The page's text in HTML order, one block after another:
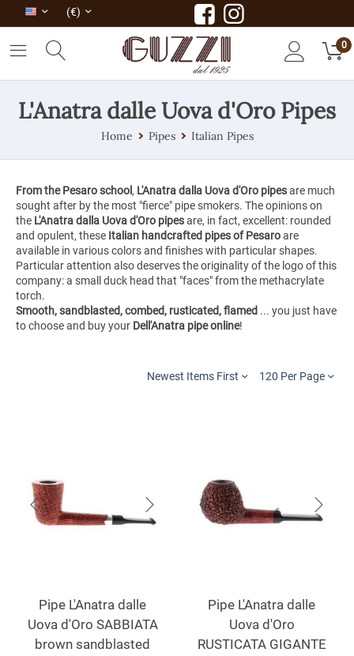
(€)
0
L'Anatra dalle Uova d'Oro Pipes
Home Pipes Italian Pipes
From the Pesaro school, L'Anatra dalla Uova d'Oro pipesare much
sought after by the most "fierce" pipe smokers. The opinions on
the L'Anatra dalla Uova d'Oro pipesare, in fact, excellent: rounded
and opulent, these Italian handcrafted pipesof Pesaroare
available in various colors and finishes with particular shapes.
Particular attention also deserves the originality of the logo of this
company: a small duck head that "faces" from the methacrylate
torch.
Smooth, sandblasted, combed, rusticated, flamed ... you just have
to choose and buy your Dell'Anatra pipeonline!
Newest Items First 120 Per Page
Pipe L'Anatra dalle
Uova d'Oro SABBIATA
brown sandblasted
Pipe L'Anatra dalle
Uova d'Oro
RUSTICATA GIGANTE